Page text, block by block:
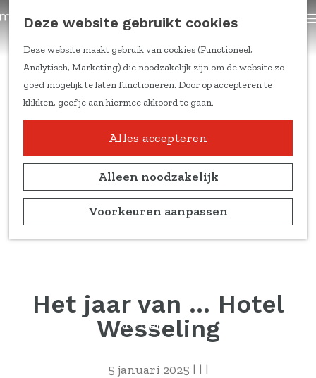
Deze website gebruikt cookies
Deze website maakt gebruik van cookies (Functioneel,
Analytisch, Marketing) die noodzakelijk zijn om de website zo
goed mogelijk te laten functioneren. Door op accepteren te
klikken, geef je aan hiermee akkoord te gaan.
Alles accepteren
Alleen noodzakelijk
Voorkeuren aanpassen
e
Content om te delen
Kennis & inspiratie
Feiten & cijfers
Online trainingen
Duitse markt
Ondernemers aan het
woord
Marketing
kennisblogs
Actueel
Het jaar van ... Hotel
Wesseling
5 januari 2025 | | |